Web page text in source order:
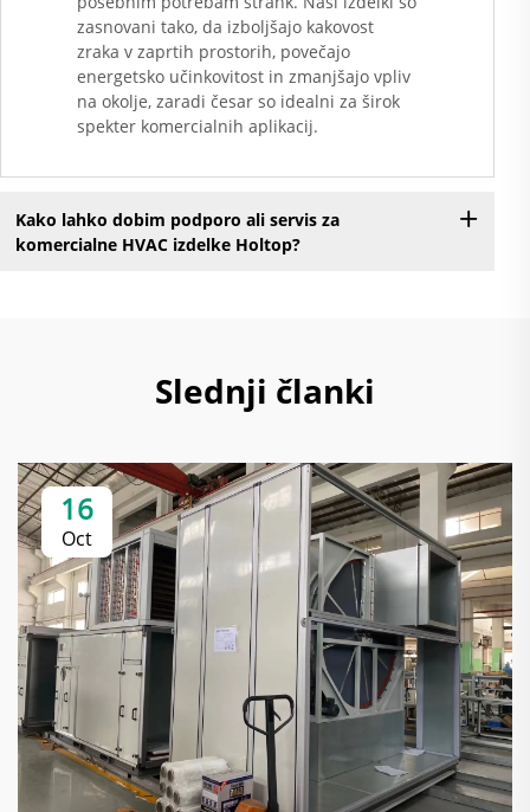
zasnovani tako, da izboljšajo kakovost
zraka v zaprtih prostorih, povečajo
energetsko učinkovitost in zmanjšajo vpliv
na okolje, zaradi česar so idealni za širok
spekter komercialnih aplikacij.
Kako lahko dobim podporo ali servis za
komercialne HVAC izdelke Holtop?
Slednji članki
16
Oct